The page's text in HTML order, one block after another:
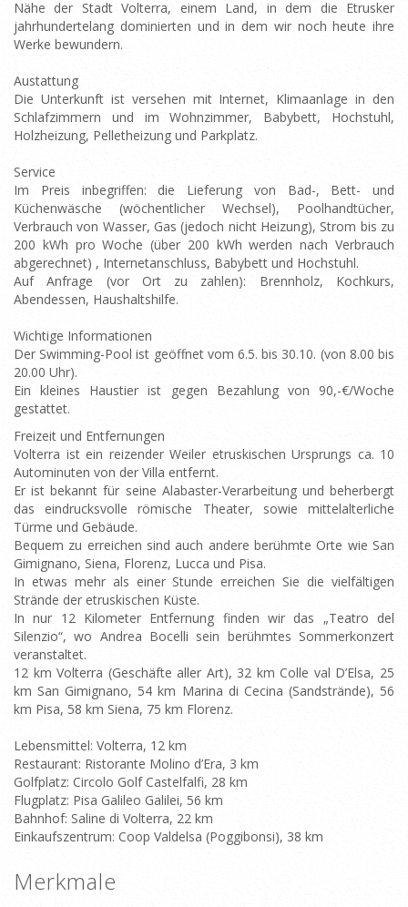
Nähe der Stadt Volterra, einem Land, in dem die Etrusker
jahrhundertelang dominierten und in dem wir noch heute ihre
Werke bewundern.
Austattung
Die Unterkunft ist versehen mit Internet, Klimaanlage in den
Schlafzimmern und im Wohnzimmer, Babybett, Hochstuhl,
Holzheizung, Pelletheizung und Parkplatz.
Service
Im Preis inbegriffen: die Lieferung von Bad-, Bett- und
Küchenwäsche (wöchentlicher Wechsel), Poolhandtücher,
Verbrauch von Wasser, Gas (jedoch nicht Heizung), Strom bis zu
200 kWh pro Woche (über 200 kWh werden nach Verbrauch
abgerechnet) , Internetanschluss, Babybett und Hochstuhl.
Auf Anfrage (vor Ort zu zahlen): Brennholz, Kochkurs,
Abendessen, Haushaltshilfe.
Wichtige Informationen
Der Swimming-Pool ist geöffnet vom 6.5. bis 30.10. (von 8.00 bis
20.00 Uhr).
Ein kleines Haustier ist gegen Bezahlung von 90,-€/Woche
gestattet.
Freizeit und Entfernungen
Volterra ist ein reizender Weiler etruskischen Ursprungs ca. 10
Autominuten von der Villa entfernt.
Er ist bekannt für seine Alabaster-Verarbeitung und beherbergt
das eindrucksvolle römische Theater, sowie mittelalterliche
Türme und Gebäude.
Bequem zu erreichen sind auch andere berühmte Orte wie San
Gimignano, Siena, Florenz, Lucca und Pisa.
In etwas mehr als einer Stunde erreichen Sie die vielfältigen
Strände der etruskischen Küste.
In nur 12 Kilometer Entfernung finden wir das „Teatro del
Silenzio“, wo Andrea Bocelli sein berühmtes Sommerkonzert
veranstaltet.
12 km Volterra (Geschäfte aller Art), 32 km Colle val D’Elsa, 25
km San Gimignano, 54 km Marina di Cecina (Sandstrände), 56
km Pisa, 58 km Siena, 75 km Florenz.
Lebensmittel: Volterra, 12 km
Restaurant: Ristorante Molino d’Era, 3 km
Golfplatz: Circolo Golf Castelfalfi, 28 km
Flugplatz: Pisa Galileo Galilei, 56 km
Bahnhof: Saline di Volterra, 22 km
Einkaufszentrum: Coop Valdelsa (Poggibonsi), 38 km
Merkmale